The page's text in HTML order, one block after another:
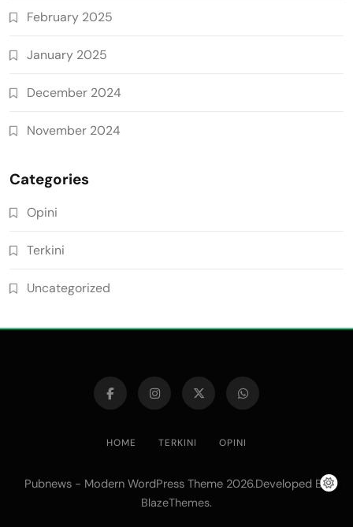
February 2025
January 2025
December 2024
November 2024
Categories
Opini
Terkini
Uncategorized
HOME TERKINI OPINI
Pubnews - Modern WordPress Theme 2026.Developed By
BlazeThemes.